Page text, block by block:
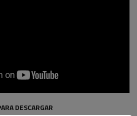
DESCARGAR